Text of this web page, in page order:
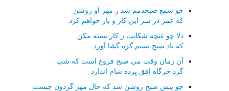
چو شمع صبحدمم شد ز مهر او روشن
که عمر در سر این کار و بار خواهم کرد
دلا چو غنچه شکایت ز کار بسته مکن
که باد صبح نسیم گره گشا آورد
آن زمان وقت می صبح فروغ است که شب
گرد خرگاه افق پرده شام اندازد
چو پیش صبح روشن شد که حال مهر گردون چیست